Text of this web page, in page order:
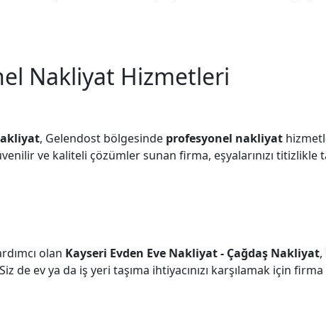
Nakliyat Hizmetleri
, Gelendost bölgesinde profesyonel nakliyat
ve kaliteli çözümler sunan firma, eşyalarınızı titizlikle
olan Kayseri Evden Eve Nakliyat - Çağdaş Nakliyat
de ev ya da iş yeri taşıma ihtiyacınızı karşılamak için